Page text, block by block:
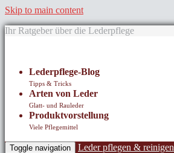
Skip to main content
Ihr Ratgeber über die Lederpflege
Lederpflege-Blog
Tipps & Tricks
Arten von Leder
Glatt- und Rauleder
Produktvorstellung
Viele Pflegemittel
Toggle navigation Leder pflegen & reinigen